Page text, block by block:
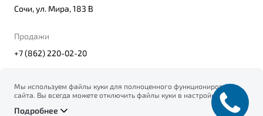
Сочи, ул. Мира, 183 В
Продажи
+7 (862) 220-02-20
© 2026
Политика конфиденциальности персональных данных
Мы используем файлы куки для полноценного функционирования
сайта. Вы всегда можете отключить файлы куки в настройках
вашего браузера. Продолжая использовать сайт, вы соглашаетесь
на сбор и использование файлов куки, и подтверждаете
Подробнее